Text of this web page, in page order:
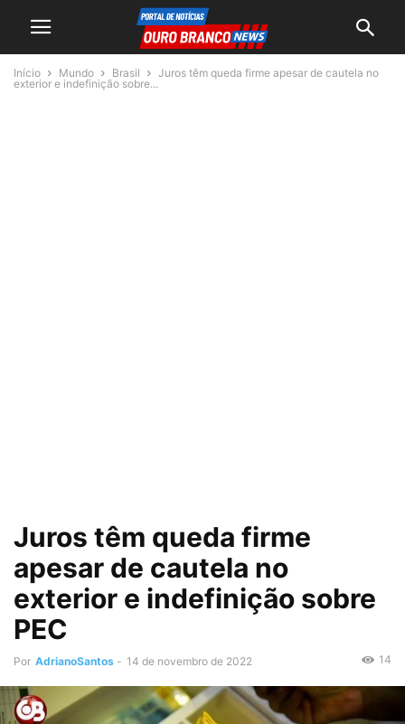
Início Mundo Brasil
Juros têm queda firme apesar de cautela no
exterior e indefinição sobre...
Juros têm queda firme
apesar de cautela no
exterior e indefinição sobre
PEC
Por AdrianoSantos - 14 de novembro de 2022 14